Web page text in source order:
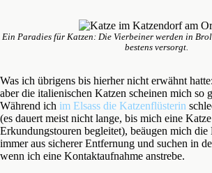
Ein Paradies für Katzen: Die Vierbeiner werden in
bestens versorgt.
Was ich übrigens bis hierher nicht erwähnt
aber die italienischen Katzen scheinen mich so
Während ich im Elsass die Katzenflüsterin
(es dauert meist nicht lange, bis mich eine
Erkundungstouren begleitet), beäugen mich
immer aus sicherer Entfernung und suchen in
wenn ich eine Kontaktaufnahme anstrebe.